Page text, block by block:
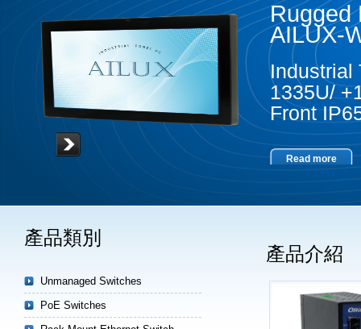
Rugged
AILUX-
Industrial
1335U/
Front
Read more
產品介紹
產品類別
Unmanaged Switches
PoE Switches